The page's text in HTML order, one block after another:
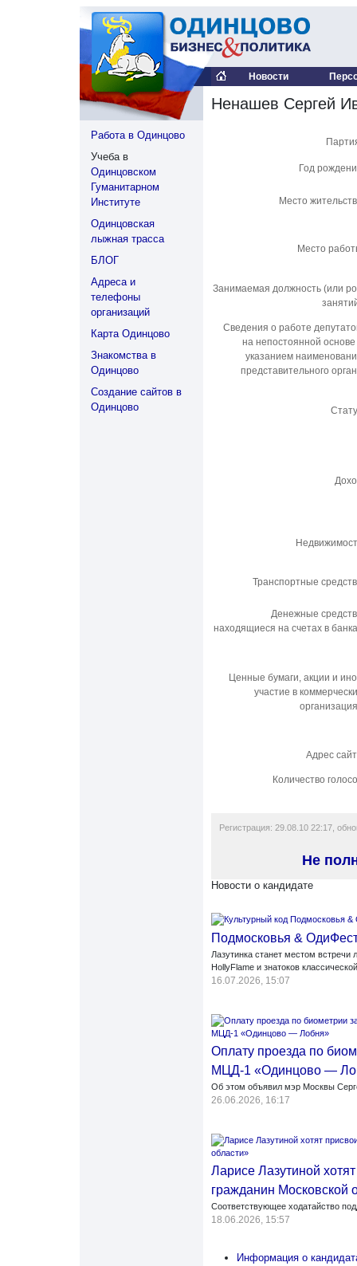
Новости
Работа в Одинцово
Учеба в
Одинцовском
Гуманитарном
Институте
Одинцовская
лыжная трасса
БЛОГ
Адреса и
телефоны
организаций
Карта Одинцово
Знакомства в
Одинцово
Создание сайтов в
Одинцово
Ненашев Сергей
Год
Место
Место
Занимаемая должность (или
Сведения о работе
на непостоянной основе
указанием
представительного
Транспортные
Денежные
находящиеся на счетах в
Ценные бумаги, акции и
участие в
Адрес
Количество
Регистрация: 29.08.10 22:17,
Не
Новости о кандидате
Подмосковья &
Лазутинка станет местом
HollyFlame и знатоков
16.07.2026, 15:07
Оплату проезда по
МЦД-1 «Одинцово —
Об этом объявил мэр Москвы
26.06.2026, 16:17
Ларисе Лазутиной
гражданин Московской
Соответствующее ходатайство
18.06.2026, 15:57
Информация о